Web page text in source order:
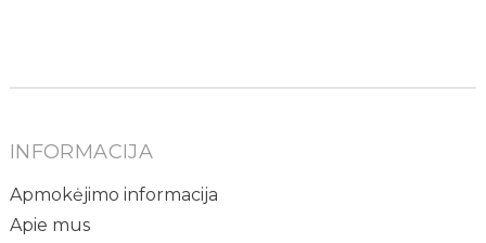
INFORMACIJA
Apmokėjimo informacija
Apie mus